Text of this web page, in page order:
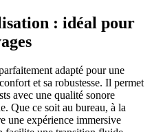
: idéal pour
adapté pour une
et sa robustesse. Il permet
avec une qualité sonore
Que ce soit au bureau, à la
une expérience immersive